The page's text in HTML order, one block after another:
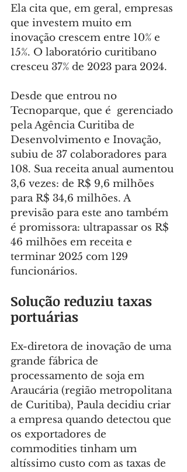
Ela cita que, em geral, empresas
que investem muito em
inovação crescem entre 10% e
15%. O laboratório curitibano
cresceu 37% de 2023 para 2024.
Desde que entrou no
Tecnoparque, que é  gerenciado
pela Agência Curitiba de
Desenvolvimento e Inovação,
subiu de 37 colaboradores para
108. Sua receita anual aumentou
3,6 vezes: de R$ 9,6 milhões
para R$ 34,6 milhões. A
previsão para este ano também
é promissora: ultrapassar os R$
46 milhões em receita e
terminar 2025 com 129
funcionários.
Solução reduziu taxas
portuárias
Ex-diretora de inovação de uma
grande fábrica de
processamento de soja em
Araucária (região metropolitana
de Curitiba), Paula decidiu criar
a empresa quando detectou que
os exportadores de
commodities tinham um
altíssimo custo com as taxas de